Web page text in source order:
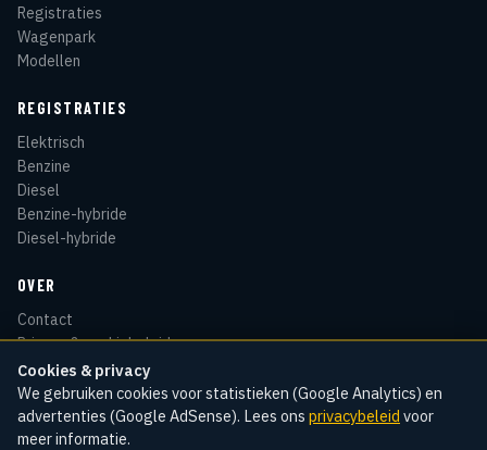
Cookies & privacy
We gebruiken cookies voor statistieken (Google Analytics) en
advertenties (Google AdSense). Lees ons privacybeleid voor
meer informatie.
Registraties
Wagenpark
Modellen
REGISTRATIES
Elektrisch
Benzine
Diesel
Benzine-hybride
Diesel-hybride
OVER
Contact
Privacy & cookiebeleid
Disclaimer
Sitemap